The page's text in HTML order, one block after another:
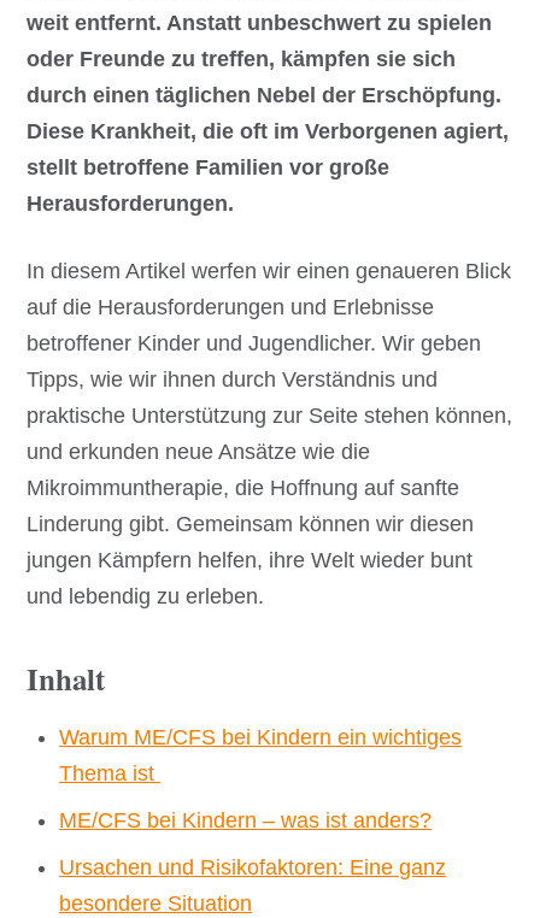
weit entfernt. Anstatt unbeschwert zu spielen
oder Freunde zu treffen, kämpfen sie sich
durch einen täglichen Nebel der Erschöpfung.
Diese Krankheit, die oft im Verborgenen agiert,
stellt betroffene Familien vor große
Herausforderungen.
In diesem Artikel werfen wir einen genaueren Blick
auf die Herausforderungen und Erlebnisse
betroffener Kinder und Jugendlicher. Wir geben
Tipps, wie wir ihnen durch Verständnis und
praktische Unterstützung zur Seite stehen können,
und erkunden neue Ansätze wie die
Mikroimmuntherapie, die Hoffnung auf sanfte
Linderung gibt. Gemeinsam können wir diesen
jungen Kämpfern helfen, ihre Welt wieder bunt
und lebendig zu erleben.
Inhalt
Warum ME/CFS bei Kindern ein wichtiges
Thema ist
ME/CFS bei Kindern – was ist anders?
Ursachen und Risikofaktoren: Eine ganz
besondere Situation